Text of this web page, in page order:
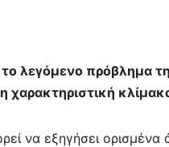
το λεγόμενο πρόβλημα
χαρακτηριστική
να εξηγήσει